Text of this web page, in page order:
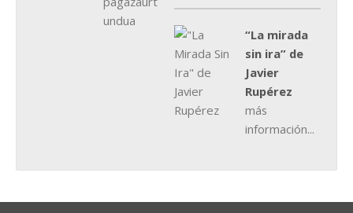
“La mirada
sin ira” de
Javier
Rupérez
más
información...